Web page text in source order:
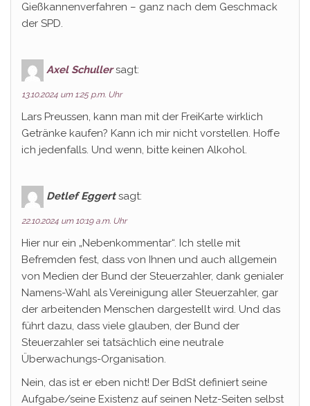
Gießkannenverfahren – ganz nach dem Geschmack
der SPD.
Axel Schuller sagt:
13.10.2024 um 1:25 p.m. Uhr
Lars Preussen, kann man mit der FreiKarte wirklich
Getränke kaufen? Kann ich mir nicht vorstellen. Hoffe
ich jedenfalls. Und wenn, bitte keinen Alkohol.
Detlef Eggert sagt:
22.10.2024 um 10:19 a.m. Uhr
Hier nur ein „Nebenkommentar“. Ich stelle mit
Befremden fest, dass von Ihnen und auch allgemein
von Medien der Bund der Steuerzahler, dank genialer
Namens-Wahl als Vereinigung aller Steuerzahler, gar
der arbeitenden Menschen dargestellt wird. Und das
führt dazu, dass viele glauben, der Bund der
Steuerzahler sei tatsächlich eine neutrale
Überwachungs-Organisation.
Nein, das ist er eben nicht! Der BdSt definiert seine
Aufgabe/seine Existenz auf seinen Netz-Seiten selbst